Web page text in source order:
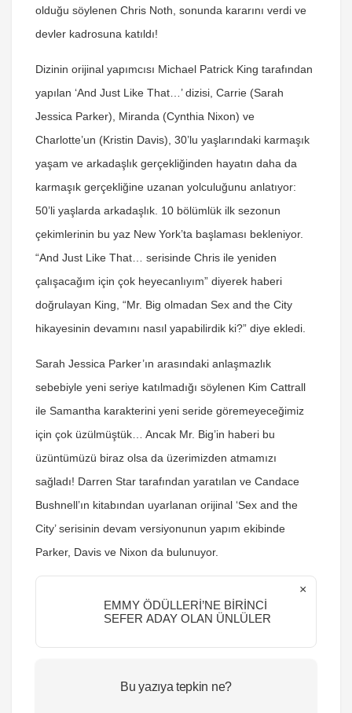
olduğu söylenen Chris Noth, sonunda kararını verdi ve
devler kadrosuna katıldı!
Dizinin orijinal yapımcısı Michael Patrick King tarafından
yapılan ‘And Just Like That…’ dizisi, Carrie (Sarah
Jessica Parker), Miranda (Cynthia Nixon) ve
Charlotte’un (Kristin Davis), 30’lu yaşlarındaki karmaşık
yaşam ve arkadaşlık gerçekliğinden hayatın daha da
karmaşık gerçekliğine uzanan yolculuğunu anlatıyor:
50’li yaşlarda arkadaşlık. 10 bölümlük ilk sezonun
çekimlerinin bu yaz New York’ta başlaması bekleniyor.
“And Just Like That… serisinde Chris ile yeniden
çalışacağım için çok heyecanlıyım” diyerek haberi
doğrulayan King, “Mr. Big olmadan Sex and the City
hikayesinin devamını nasıl yapabilirdik ki?” diye ekledi.
Sarah Jessica Parker’ın arasındaki anlaşmazlık
sebebiyle yeni seriye katılmadığı söylenen Kim Cattrall
ile Samantha karakterini yeni seride göremeyeceğimiz
için çok üzülmüştük… Ancak Mr. Big’in haberi bu
üzüntümüzü biraz olsa da üzerimizden atmamızı
sağladı! Darren Star tarafından yaratılan ve Candace
Bushnell’ın kitabından uyarlanan orijinal ‘Sex and the
City’ serisinin devam versiyonunun yapım ekibinde
Parker, Davis ve Nixon da bulunuyor.
EMMY ÖDÜLLERİ’NE BİRİNCİ
SEFER ADAY OLAN ÜNLÜLER
×
Bu yazıya tepkin ne?